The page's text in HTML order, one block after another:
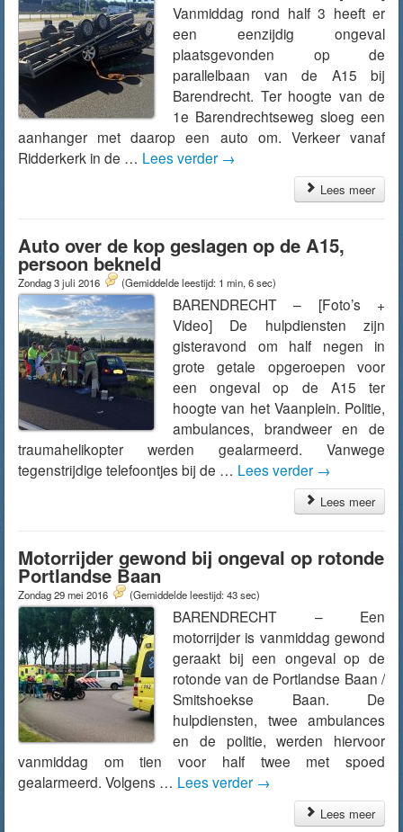
Vanmiddag rond half 3 heeft er
een eenzijdig ongeval
plaatsgevonden op de
parallelbaan van de A15 bij
Barendrecht. Ter hoogte van de
1e Barendrechtseweg sloeg een
aanhanger met daarop een auto om. Verkeer vanaf
Ridderkerk in de … Lees verder →
Lees meer
Auto over de kop geslagen op de A15,
persoon bekneld
Zondag 3 juli 2016 (Gemiddelde leestijd: 1 min, 6 sec)
BARENDRECHT – [Foto’s +
Video] De hulpdiensten zijn
gisteravond om half negen in
grote getale opgeroepen voor
een ongeval op de A15 ter
hoogte van het Vaanplein. Politie,
ambulances, brandweer en de
traumahelikopter werden gealarmeerd. Vanwege
tegenstrijdige telefoontjes bij de … Lees verder →
Lees meer
Motorrijder gewond bij ongeval op rotonde
Portlandse Baan
Zondag 29 mei 2016 (Gemiddelde leestijd: 43 sec)
BARENDRECHT – Een
motorrijder is vanmiddag gewond
geraakt bij een ongeval op de
rotonde van de Portlandse Baan /
Smitshoekse Baan. De
hulpdiensten, twee ambulances
en de politie, werden hiervoor
vanmiddag om tien voor half twee met spoed
gealarmeerd. Volgens … Lees verder →
Lees meer